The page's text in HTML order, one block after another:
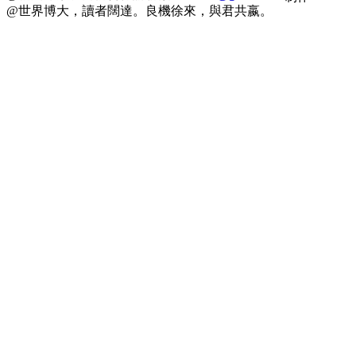
@世界博大，讀者闊達。良機徐來，與君共嬴。